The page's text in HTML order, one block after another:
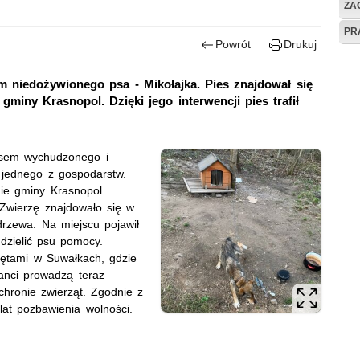
Powrót Drukuj
niedożywionego psa - Mikołajka. Pies znajdował się
Krasnopol. Dzięki jego interwencji pies trafił
wychudzonego i
z gospodarstw.
gminy Krasnopol
znajdowało się w
Na miejscu pojawił
psu pomocy.
w Suwałkach, gdzie
prowadzą teraz
zwierząt. Zgodnie z
pozbawienia wolności.